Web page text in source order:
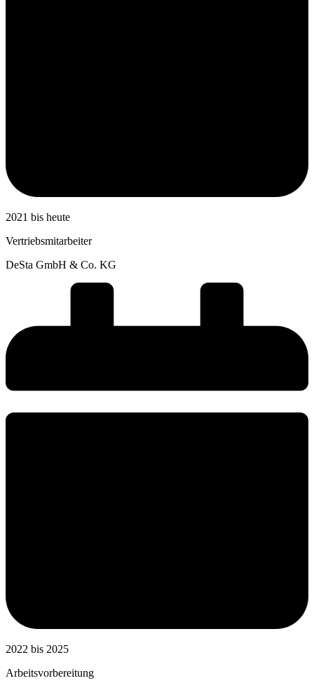
2021 bis heute
Vertriebsmitarbeiter
DeSta GmbH & Co. KG
2022 bis 2025
Arbeitsvorbereitung